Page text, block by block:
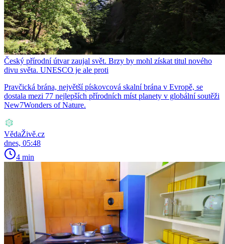
Český přírodní útvar zaujal svět. Brzy by mohl získat titul nového
divu světa. UNESCO je ale proti
Pravčická brána, největší pískovcová skalní brána v Evropě, se
dostala mezi 77 nejlepších přírodních míst planety v globální soutěži
New7Wonders of Nature.
VědaŽivě.cz
dnes, 05:48
4 min